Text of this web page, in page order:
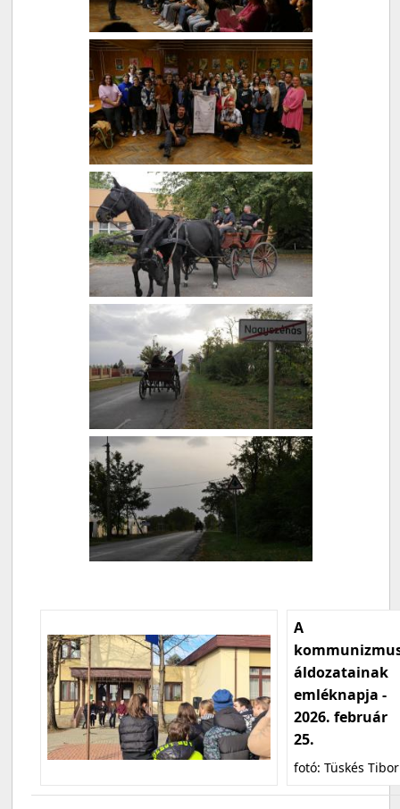
A
áldozatainak
emléknapja -
2026. február
25.
fotó: Tüskés Tibor